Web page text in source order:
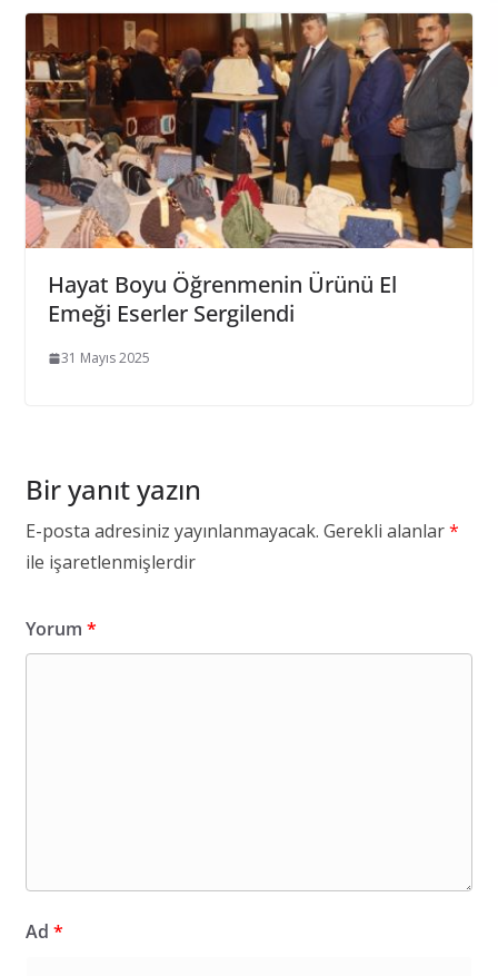
Hayat Boyu Öğrenmenin Ürünü El
Emeği Eserler Sergilendi
31 Mayıs 2025
Bir yanıt yazın
E-posta adresiniz yayınlanmayacak. Gerekli alanlar*
ile işaretlenmişlerdir
Yorum *
Ad *